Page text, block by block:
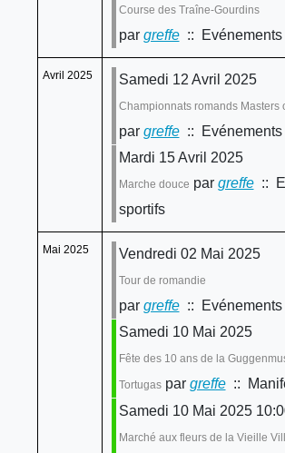
Course des Traîne-Gourdins
par greffe:: Evénements
Avril 2025 Samedi 12 Avril 2025
Championnats romands Masters
par greffe:: Evénements
Mardi 15 Avril 2025
Marche douce par greffe::
sportifs
Mai 2025 Vendredi 02 Mai 2025
Tour de romandie
par greffe:: Evénements
Samedi 10 Mai 2025
Fête des 10 ans de la
Tortugaspar greffe::
Samedi 10 Mai 2025
Marché aux fleurs de la Vieille